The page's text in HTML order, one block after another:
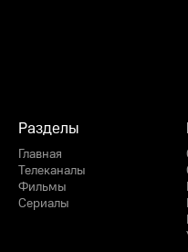
Разделы
Главная
Телеканалы
Фильмы
Сериалы